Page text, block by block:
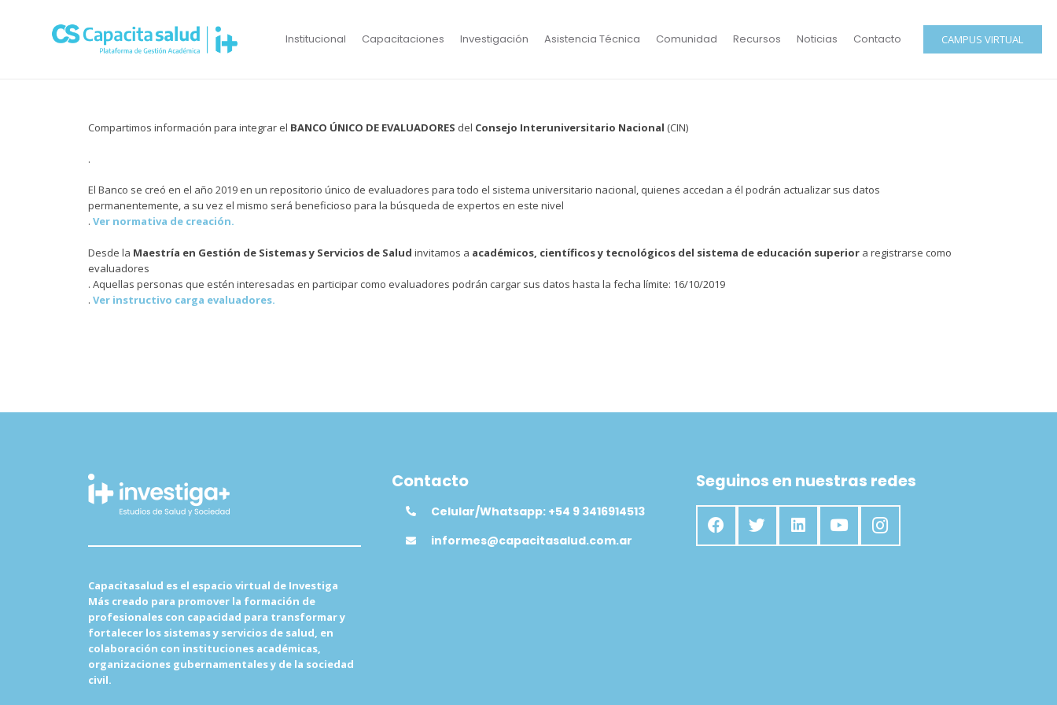
Institucional Capacitaciones Investigación Asistencia Técnica Comunidad Recursos Noticias Contacto CAMPUS VIRTUAL
Compartimos información para integrar el BANCO ÚNICO DE EVALUADORES del Consejo Interuniversitario Nacional (CIN)
.
El Banco se creó en el año 2019 en un repositorio único de evaluadores para todo el sistema universitario nacional, quienes accedan a él podrán actualizar sus datos
permanentemente, a su vez el mismo será beneficioso para la búsqueda de expertos en este nivel
. Ver normativa de creación.
Desde la Maestría en Gestión de Sistemas y Servicios de Salud invitamos a académicos, científicos y tecnológicos del sistema de educación superior a registrarse como
evaluadores
. Aquellas personas que estén interesadas en participar como evaluadores podrán cargar sus datos hasta la fecha límite: 16/10/2019
. Ver instructivo carga evaluadores.
Capacitasalud es el espacio virtual de Investiga
Más creado para promover la formación de
profesionales con capacidad para transformar y
fortalecer los sistemas y servicios de salud, en
colaboración con instituciones académicas,
organizaciones gubernamentales y de la sociedad
civil.
Contacto
Celular/Whatsapp: +54 9 3416914513
informes@capacitasalud.com.ar
Seguinos en nuestras redes